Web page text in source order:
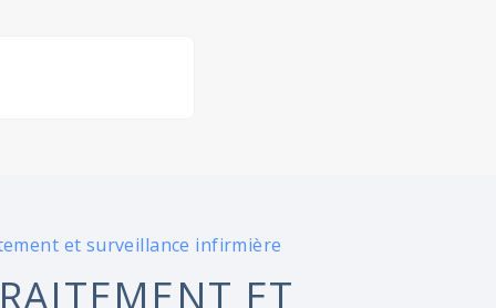
et surveillance infirmière
ET